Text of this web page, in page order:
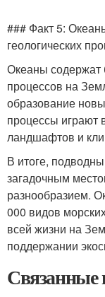
### Факт 5:
геологических
Океаны содержат
процессов на
образование
процессы
ландшафтов и
В итоге,
загадочным
разнообразием.
000 видов
всей жизни на
поддержании
Связанные